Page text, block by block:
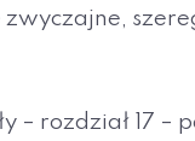
– rozdział 17